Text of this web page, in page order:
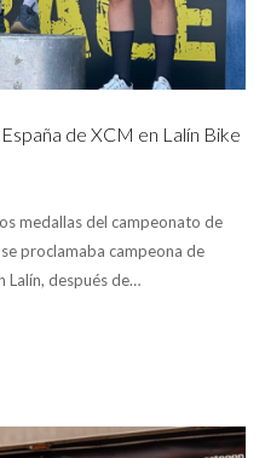
de XCM en Lalín Bike
medallas del campeonato de
proclamaba campeona de
Lalín, después de…